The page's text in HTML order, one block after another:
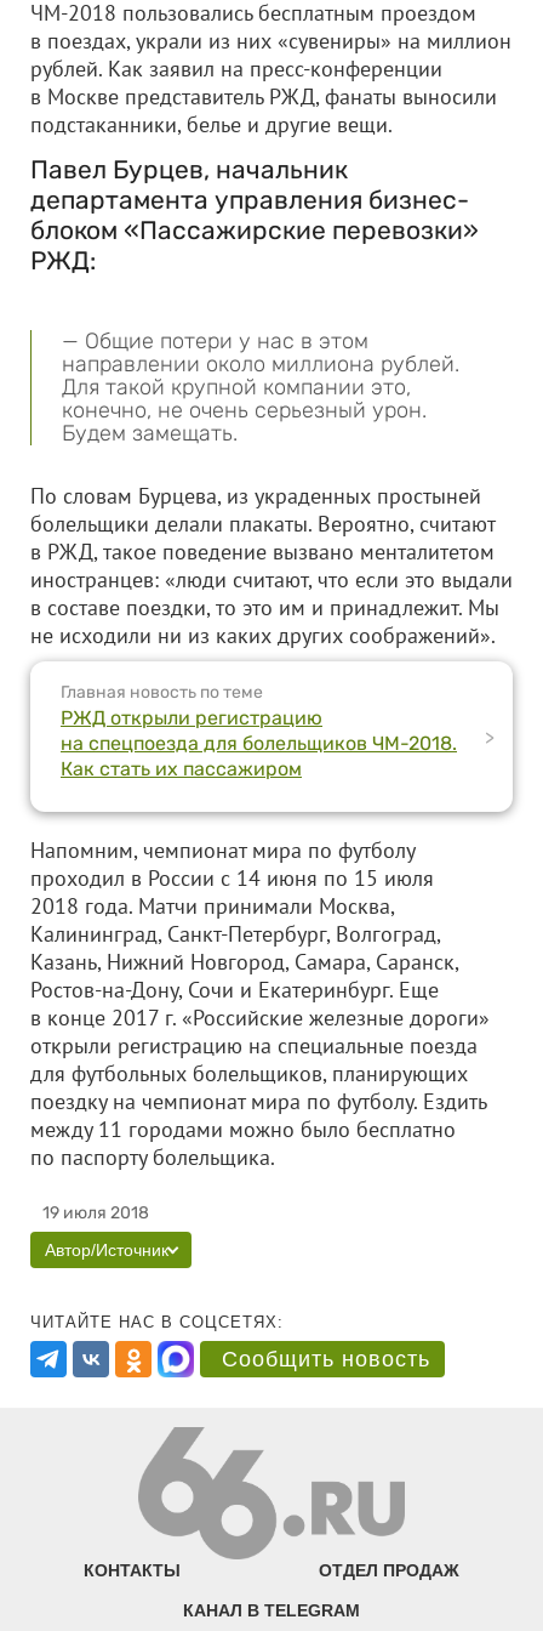
ЧМ-2018 пользовались бесплатным проездом
в поездах, украли из них «сувениры» на миллион
рублей. Как заявил на пресс-конференции
в Москве представитель РЖД, фанаты выносили
подстаканники, белье и другие вещи.
Павел Бурцев, начальник
департамента управления бизнес-
блоком «Пассажирские перевозки»
РЖД:
— Общие потери у нас в этом
направлении около миллиона рублей.
Для такой крупной компании это,
конечно, не очень серьезный урон.
Будем замещать.
По словам Бурцева, из украденных простыней
болельщики делали плакаты. Вероятно, считают
в РЖД, такое поведение вызвано менталитетом
иностранцев: «люди считают, что если это выдали
в составе поездки, то это им и принадлежит. Мы
не исходили ни из каких других соображений».
Главная новость по теме
РЖД открыли регистрацию
на спецпоезда для болельщиков ЧМ-2018.
Как стать их пассажиром
>
Напомним, чемпионат мира по футболу
проходил в России с 14 июня по 15 июля
2018 года. Матчи принимали Москва,
Калининград, Санкт-Петербург, Волгоград,
Казань, Нижний Новгород, Самара, Саранск,
Ростов-на-Дону, Сочи и Екатеринбург. Еще
в конце 2017 г. «Российские железные дороги»
открыли регистрацию на специальные поезда
для футбольных болельщиков, планирующих
поездку на чемпионат мира по футболу. Ездить
между 11 городами можно было бесплатно
по паспорту болельщика.
19 июля 2018
Автор/Источник
ЧИТАЙТЕ НАС В СОЦСЕТЯХ:
Сообщить новость
КОНТАКТЫ ОТДЕЛ ПРОДАЖ
КАНАЛ В TELEGRAM